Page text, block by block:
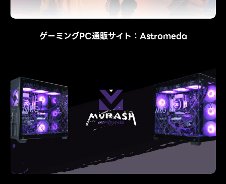
ゲーミングPC通販サイト：Astromeda